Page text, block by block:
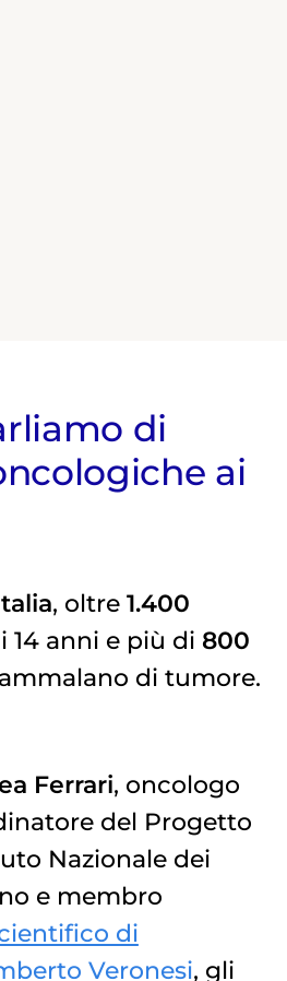
di
ai
, oltre 1.400
14 anni e più di 800
di tumore.
Ferrari, oncologo
del Progetto
Nazionale dei
e membro
di
Veronesi, gli